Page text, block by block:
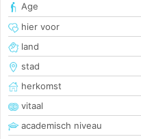
Age
hier voor
land
stad
herkomst
vitaal
academisch niveau